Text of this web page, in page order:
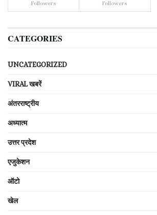
Followers Followers
CATEGORIES
UNCATEGORIZED
VIRAL खबरें
अंतरराष्ट्रीय
अध्यात्म
उत्तर प्रदेश
एजुकेशन
ऑटो
खेल